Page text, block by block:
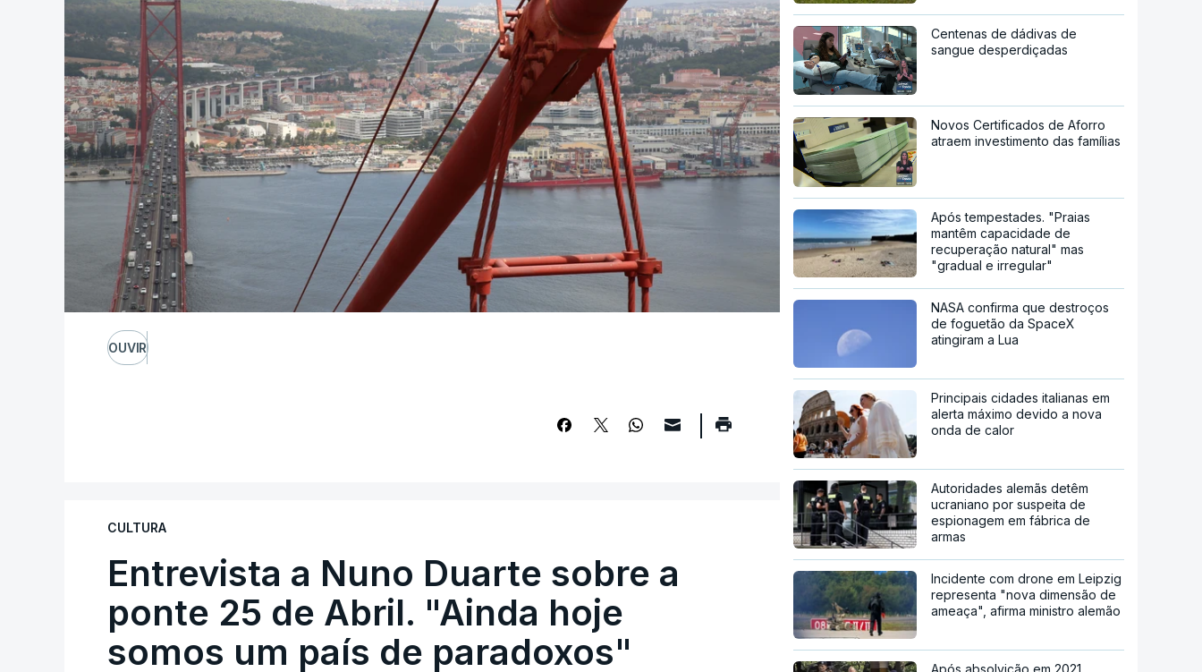
OUVIR
CULTURA
Entrevista a Nuno Duarte sobre a
ponte 25 de Abril. "Ainda hoje
somos um país de paradoxos"
Centenas de dádivas de
sangue desperdiçadas
Novos Certificados de Aforro
atraem investimento das famílias
Após tempestades. "Praias
mantêm capacidade de
recuperação natural" mas
"gradual e irregular"
NASA confirma que destroços
de foguetão da SpaceX
atingiram a Lua
Principais cidades italianas em
alerta máximo devido a nova
onda de calor
Autoridades alemãs detêm
ucraniano por suspeita de
espionagem em fábrica de
armas
Incidente com drone em Leipzig
representa "nova dimensão de
ameaça", afirma ministro alemão
Após absolvição em 2021.